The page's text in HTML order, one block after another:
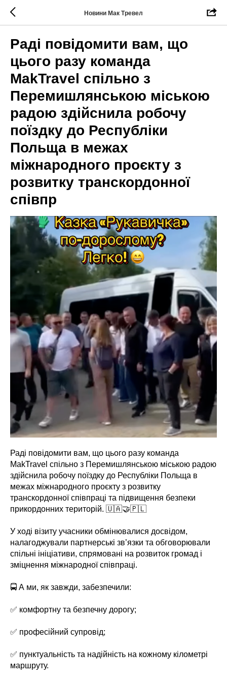
Новини Мак Тревел
Раді повідомити вам, що
цього разу команда
MakTravel спільно з
Перемишлянською міською
радою здійснила робочу
поїздку до Республіки
Польща в межах
міжнародного проєкту з
розвитку транскордонної
співпр
Раді повідомити вам, що цього разу команда
MakTravel спільно з Перемишлянською міською радою
здійснила робочу поїздку до Республіки Польща в
межах міжнародного проєкту з розвитку
транскордонної співпраці та підвищення безпеки
прикордонних територій. 🇺🇦🤝🇵🇱
У ході візиту учасники обмінювалися досвідом,
налагоджували партнерські зв’язки та обговорювали
спільні ініціативи, спрямовані на розвиток громад і
зміцнення міжнародної співпраці.
🚍 А ми, як завжди, забезпечили:
✅ комфортну та безпечну дорогу;
✅ професійний супровід;
✅ пунктуальність та надійність на кожному кілометрі
маршруту.